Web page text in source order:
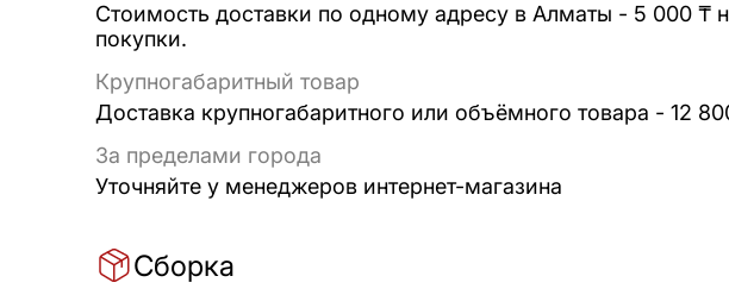
Стоимость доставки по одному адресу в Алматы - 5 000
покупки.
Крупногабаритный товар
Доставка крупногабаритного или объёмного товара - 12
За пределами города
Уточняйте у менеджеров интернет-магазина
Сборка